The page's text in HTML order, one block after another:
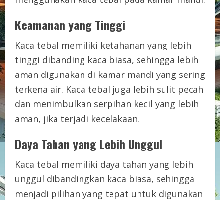
Keamanan yang Tinggi
Kaca tebal memiliki ketahanan yang lebih
tinggi dibanding kaca biasa, sehingga lebih
aman digunakan di kamar mandi yang sering
terkena air. Kaca tebal juga lebih sulit pecah
dan menimbulkan serpihan kecil yang lebih
aman, jika terjadi kecelakaan.
Daya Tahan yang Lebih Unggul
Kaca tebal memiliki daya tahan yang lebih
unggul dibandingkan kaca biasa, sehingga
menjadi pilihan yang tepat untuk digunakan